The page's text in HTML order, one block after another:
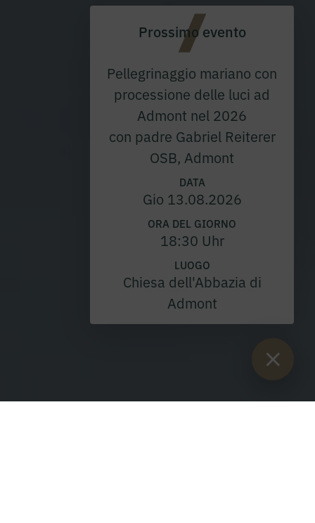
Prossimo evento
Pellegrinaggio mariano con
processione delle luci ad
Admont nel 2026
con padre Gabriel Reiterer
OSB, Admont
DATA
Gio 13.08.2026
ORA DEL GIORNO
18:30 Uhr
LUOGO
Chiesa dell'Abbazia di
Admont